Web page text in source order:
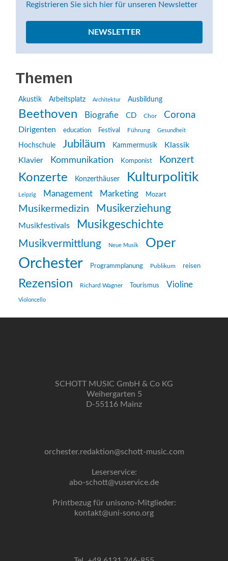
Registrieren Sie sich hier für unseren Newsletter
NEWSLETTER
Themen
Akustik Arbeitsplatz Architektur Ausbildung
Beethoven Biografie CD Chor Corona
Dirigenten education Festival Führung Gesundheit
Hochschule Jubiläum Kammermusik
Klassik
Klavier
Kommunikation Komponist Konzert
Konzerte Konzerthäuser Kulturpolitik
Leipzig Management Marketing Mozart
Musikermedizin Musikerziehung
Musikfestivals Musikgeschichte
Musikvermittlung Neue Musik Oper
Orchester Programmplanung Publikum reisen
Rezension Richard Wagner Tourismus Violine
Violoncello
SCHOTT MUSIC GmbH & Co KG
Weihergarten 5
D-55116 Mainz
orchester.redaktion@schott-music.com
Leserservice:
abo-schott@vuservice.de
Printbezug für unisono-Mitglieder:
kontakt@uni-sono.org